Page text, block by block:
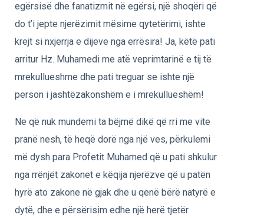
egërsisë dhe fanatizmit në egërsi, një shoqëri që
do t’i jepte njerëzimit mësime qytetërimi, ishte
krejt si nxjerrja e dijeve nga errësira! Ja, këtë pati
arritur Hz. Muhamedi me atë veprimtarinë e tij të
mrekullueshme dhe pati treguar se ishte një
person i jashtëzakonshëm e i mrekullueshëm!
Ne që nuk mundemi ta bëjmë dikë që rri me vite
pranë nesh, të heqë dorë nga një ves, përkulemi
më dysh para Profetit Muhamed që u pati shkulur
nga rrënjët zakonet e këqija njerëzve që u patën
hyrë ato zakone në gjak dhe u qenë bërë natyrë e
dytë, dhe e përsërisim edhe një herë tjetër